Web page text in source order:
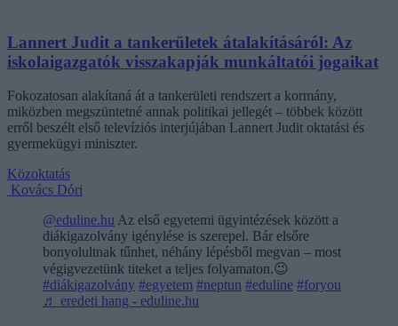
Lannert Judit a tankerületek átalakításáról: Az
iskolaigazgatók visszakapják munkáltatói jogaikat
Fokozatosan alakítaná át a tankerületi rendszert a kormány,
miközben megszüntetné annak politikai jellegét – többek között
erről beszélt első televíziós interjújában Lannert Judit oktatási és
gyermekügyi miniszter.
Közoktatás
Kovács Dóri
@eduline.hu Az első egyetemi ügyintézések között a
diákigazolvány igénylése is szerepel. Bár elsőre
bonyolultnak tűnhet, néhány lépésből megvan – most
végigvezetünk titeket a teljes folyamaton.😉
#diákigazolvány #egyetem #neptun #eduline #foryou
♬ eredeti hang - eduline.hu